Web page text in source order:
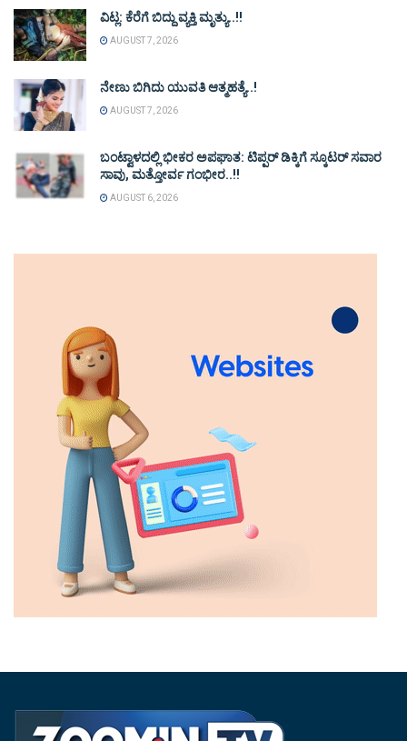
ವಿಟ್ಲ: ಕೆರೆಗೆ ಬಿದ್ದು ವ್ಯಕ್ತಿ ಮೃತ್ಯು..!!
AUGUST 7, 2026
ನೇಣು ಬಿಗಿದು ಯುವತಿ ಆತ್ಮಹತ್ಯೆ..!
AUGUST 7, 2026
ಬಂಟ್ವಾಳದಲ್ಲಿ ಭೀಕರ ಅಪಘಾತ: ಟಿಪ್ಪರ್ ಡಿಕ್ಕಿಗೆ ಸ್ಕೂಟರ್ ಸವಾರ
ಸಾವು, ಮತ್ತೋರ್ವ ಗಂಭೀರ..!!
AUGUST 6, 2026